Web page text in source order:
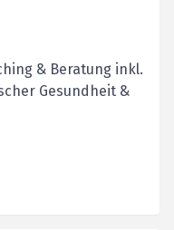
& Beratung inkl.
Gesundheit &